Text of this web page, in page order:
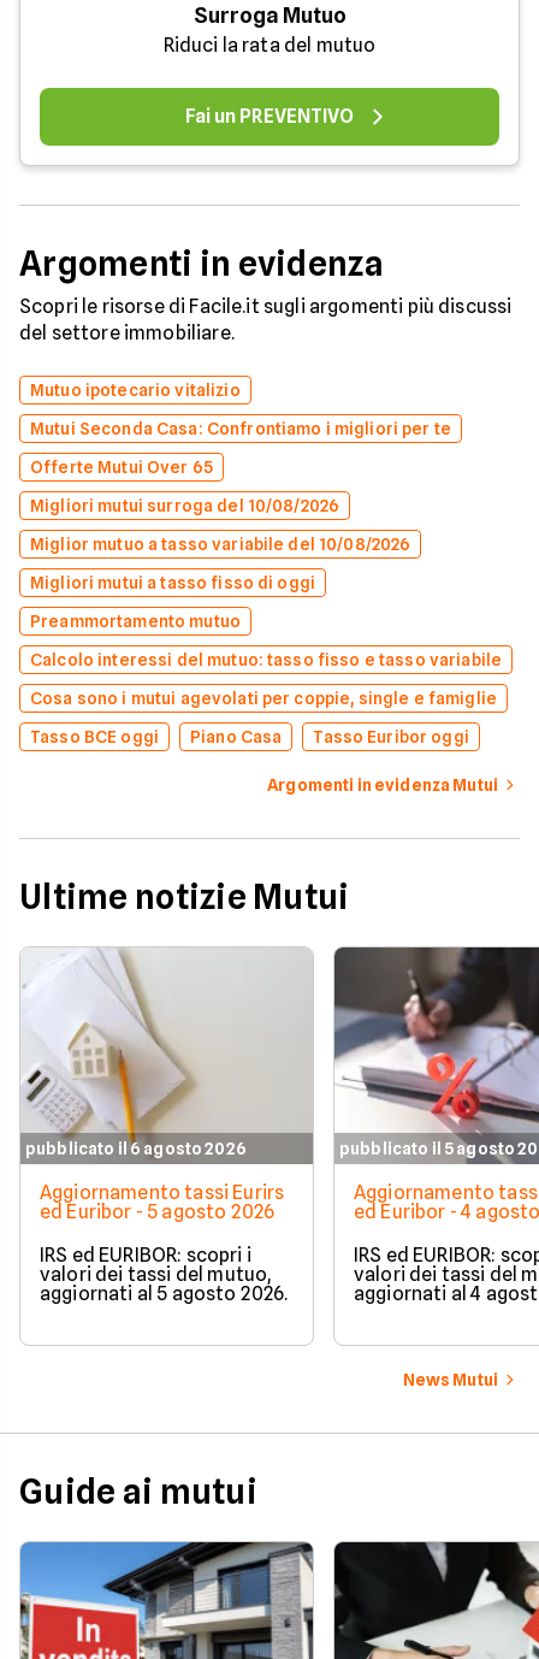
Surroga Mutuo
Riduci la rata del mutuo
Fai un PREVENTIVO
Argomenti in evidenza
Scopri le risorse di Facile.it sugli argomenti più discussi
del settore immobiliare.
Mutuo ipotecario vitalizio
Mutui Seconda Casa: Confrontiamo i migliori per te
Offerte Mutui Over 65
Migliori mutui surroga del 10/08/2026
Miglior mutuo a tasso variabile del 10/08/2026
Migliori mutui a tasso fisso di oggi
Preammortamento mutuo
Calcolo interessi del mutuo: tasso fisso e tasso variabile
Cosa sono i mutui agevolati per coppie, single e famiglie
Tasso BCE oggi
Piano Casa Tasso Euribor oggi
Argomenti in evidenza Mutui
Ultime notizie Mutui
pubblicato il 6 agosto 2026
Aggiornamento tassi Eurirs
ed Euribor - 5 agosto 2026
IRS ed EURIBOR: scopri i
valori dei tassi del mutuo,
aggiornati al 5 agosto 2026.
pubblicato il 5 agosto
Aggiornamento
ed Euribor - 4
IRS ed EURIBOR:
valori dei tassi del
aggiornati al 4
News Mutui
Guide ai mutui